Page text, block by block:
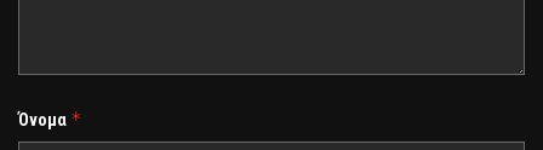
Όνομα *